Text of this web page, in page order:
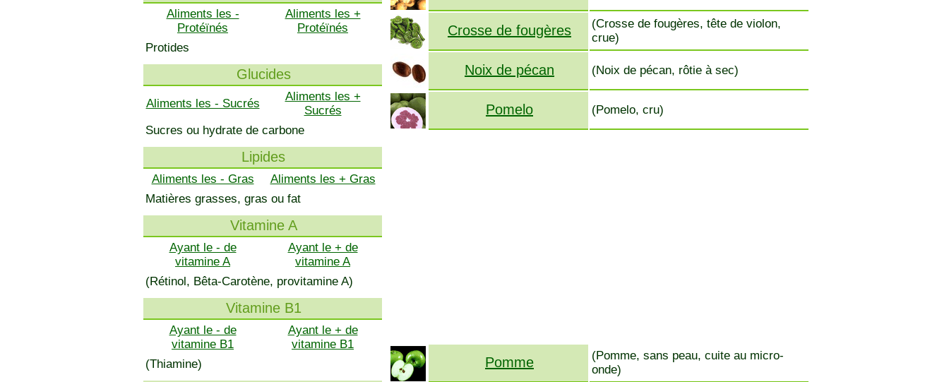
Aliments les -
Protéïnés
Aliments les +
Protéïnés
Protides
Glucides
Aliments les - Sucrés
Aliments les +
Sucrés
Sucres ou hydrate de carbone
Lipides
Aliments les - Gras
Aliments les + Gras
Matières grasses, gras ou fat
Vitamine A
Ayant le - de
vitamine A
Ayant le + de
vitamine A
(Rétinol, Bêta-Carotène, provitamine A)
Vitamine B1
Ayant le - de
vitamine B1
Ayant le + de
vitamine B1
(Thiamine)
Crosse de fougères
(Crosse de fougères, tête de violon,
crue)
Noix de pécan (Noix de pécan, rôtie à sec)
Pomelo (Pomelo, cru)
Pomme
(Pomme, sans peau, cuite au micro-
onde)